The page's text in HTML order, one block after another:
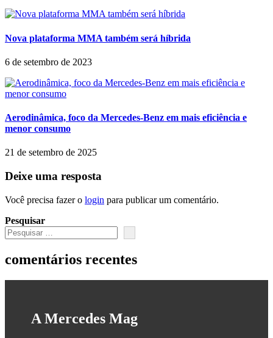
Nova plataforma MMA também será híbrida
6 de setembro de 2023
Aerodinâmica, foco da Mercedes-Benz em mais eficiência e
menor consumo
21 de setembro de 2025
Deixe uma resposta
Você precisa fazer o login para publicar um comentário.
Pesquisar
comentários recentes
A Mercedes Mag